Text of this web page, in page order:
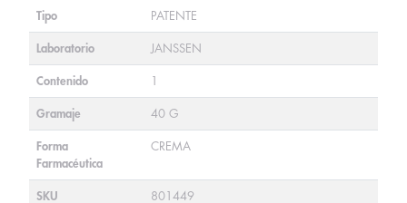
Tipo PATENTE
Laboratorio JANSSEN
Contenido 1
Gramaje 40 G
Forma
Farmacéutica
CREMA
SKU 801449